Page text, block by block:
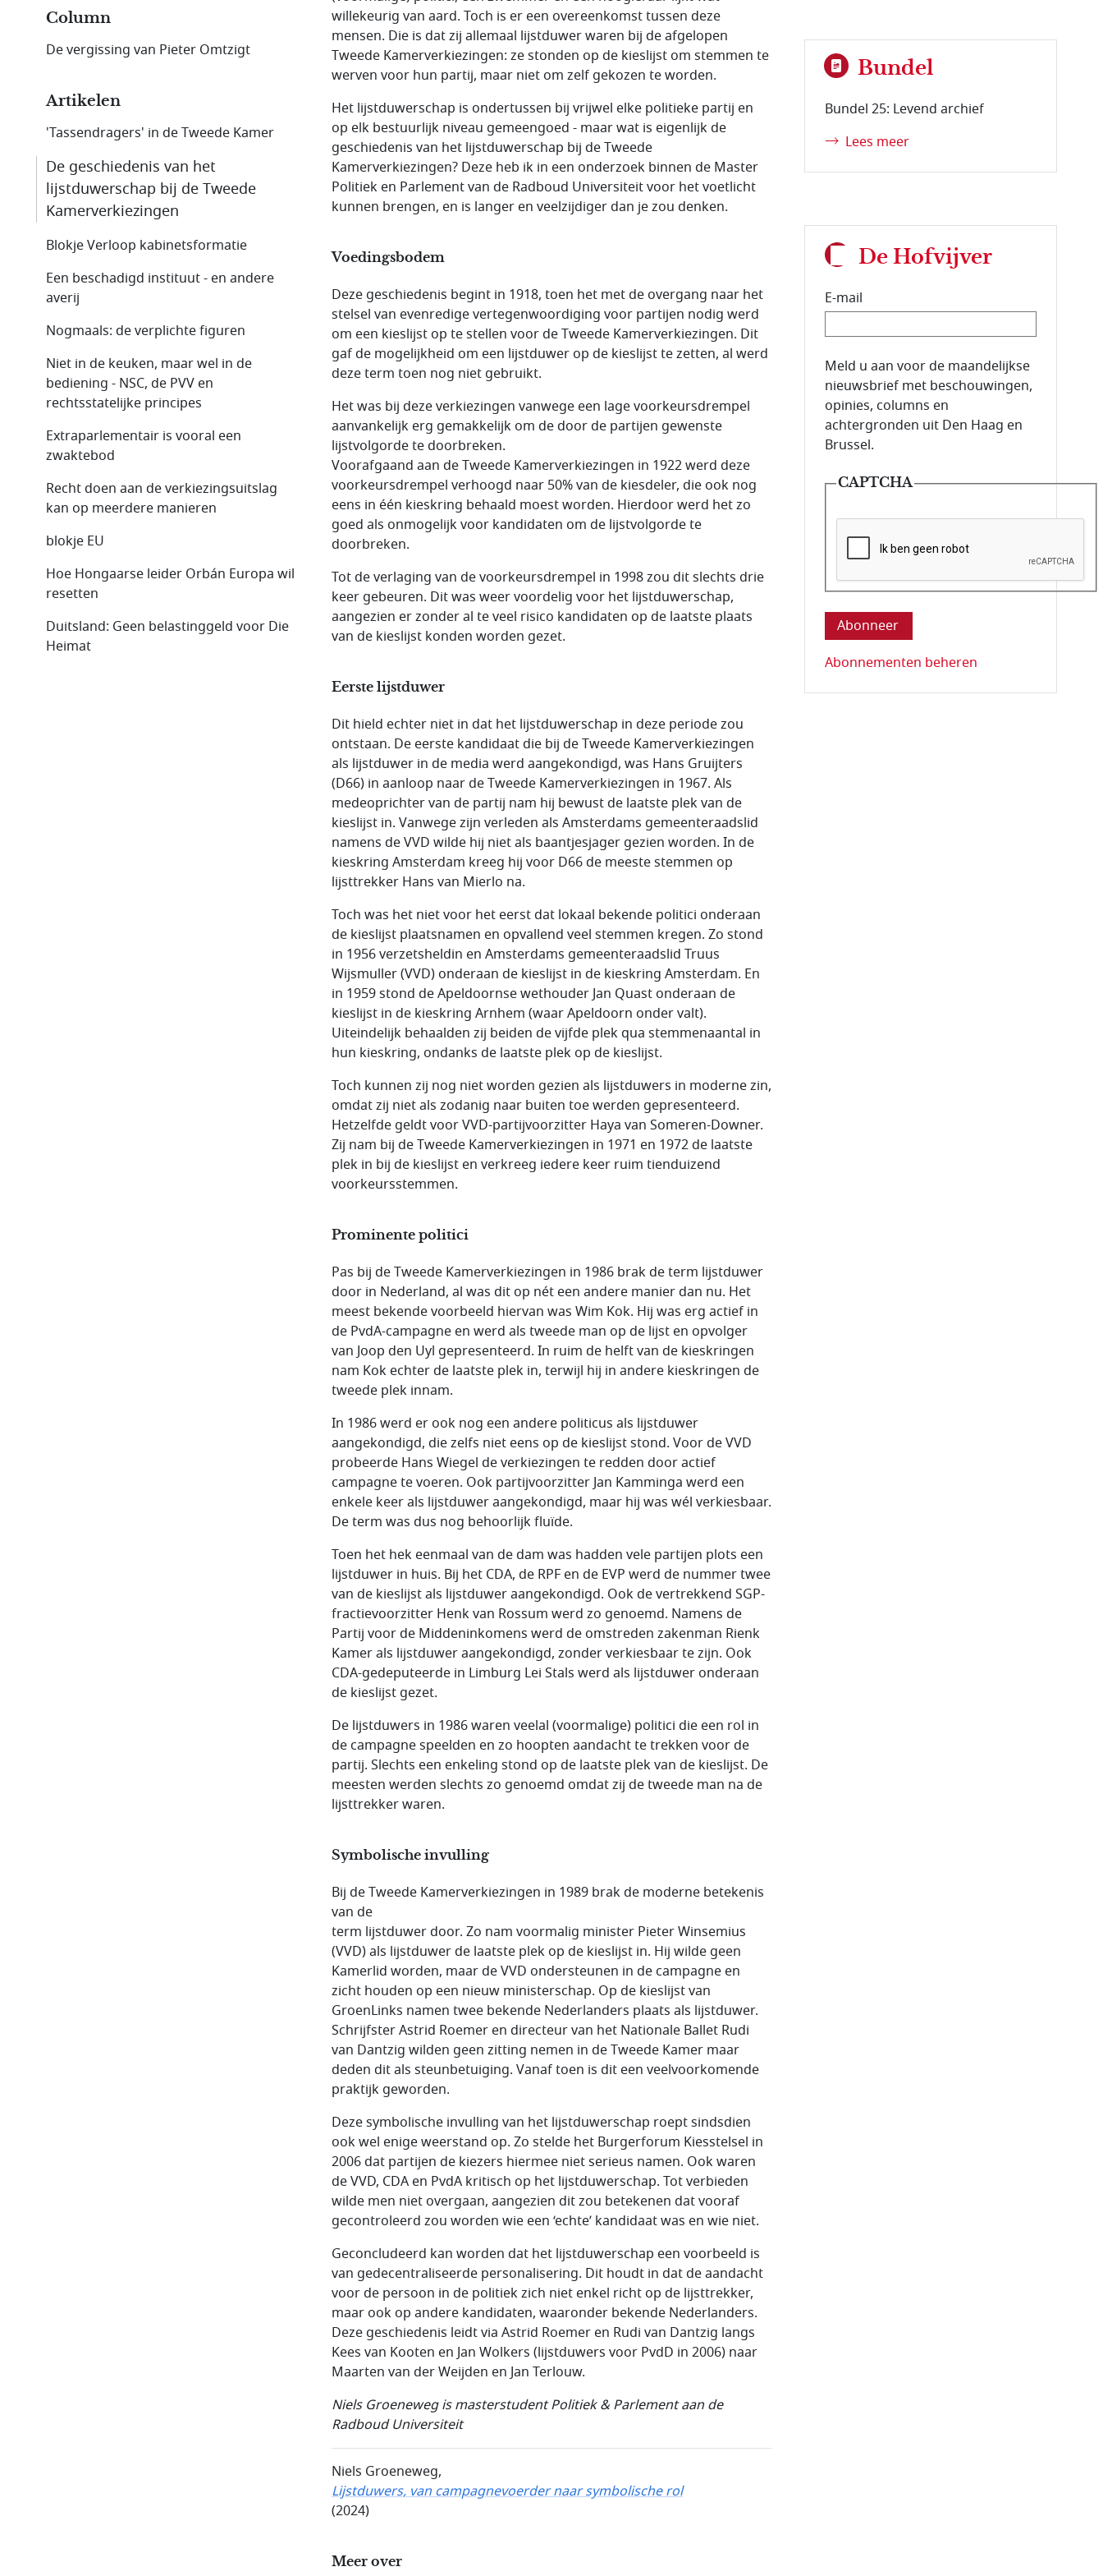
willekeurig van aard. Toch is er een overeenkomst tussen deze
mensen. Die is dat zij allemaal lijstduwer waren bij de afgelopen
Tweede Kamerverkiezingen: ze stonden op de kieslijst om stemmen te
werven voor hun partij, maar niet om zelf gekozen te worden.
Het lijstduwerschap is ondertussen bij vrijwel elke politieke partij en
op elk bestuurlijk niveau gemeengoed - maar wat is eigenlijk de
geschiedenis van het lijstduwerschap bij de Tweede
Kamerverkiezingen? Deze heb ik in een onderzoek binnen de Master
Politiek en Parlement van de Radboud Universiteit voor het voetlicht
kunnen brengen, en is langer en veelzijdiger dan je zou denken.
Voedingsbodem
Deze geschiedenis begint in 1918, toen het met de overgang naar het
stelsel van evenredige vertegenwoordiging voor partijen nodig werd
om een kieslijst op te stellen voor de Tweede Kamerverkiezingen. Dit
gaf de mogelijkheid om een lijstduwer op de kieslijst te zetten, al werd
deze term toen nog niet gebruikt.
Het was bij deze verkiezingen vanwege een lage voorkeursdrempel
aanvankelijk erg gemakkelijk om de door de partijen gewenste
lijstvolgorde te doorbreken.
Voorafgaand aan de Tweede Kamerverkiezingen in 1922 werd deze
voorkeursdrempel verhoogd naar 50% van de kiesdeler, die ook nog
eens in één kieskring behaald moest worden. Hierdoor werd het zo
goed als onmogelijk voor kandidaten om de lijstvolgorde te
doorbreken.
Tot de verlaging van de voorkeursdrempel in 1998 zou dit slechts drie
keer gebeuren. Dit was weer voordelig voor het lijstduwerschap,
aangezien er zonder al te veel risico kandidaten op de laatste plaats
van de kieslijst konden worden gezet.
Eerste lijstduwer
Dit hield echter niet in dat het lijstduwerschap in deze periode zou
ontstaan. De eerste kandidaat die bij de Tweede Kamerverkiezingen
als lijstduwer in de media werd aangekondigd, was Hans Gruijters
(D66) in aanloop naar de Tweede Kamerverkiezingen in 1967. Als
medeoprichter van de partij nam hij bewust de laatste plek van de
kieslijst in. Vanwege zijn verleden als Amsterdams gemeenteraadslid
namens de VVD wilde hij niet als baantjesjager gezien worden. In de
kieskring Amsterdam kreeg hij voor D66 de meeste stemmen op
lijsttrekker Hans van Mierlo na.
Toch was het niet voor het eerst dat lokaal bekende politici onderaan
de kieslijst plaatsnamen en opvallend veel stemmen kregen. Zo stond
in 1956 verzetsheldin en Amsterdams gemeenteraadslid Truus
Wijsmuller (VVD) onderaan de kieslijst in de kieskring Amsterdam. En
in 1959 stond de Apeldoornse wethouder Jan Quast onderaan de
kieslijst in de kieskring Arnhem (waar Apeldoorn onder valt).
Uiteindelijk behaalden zij beiden de vijfde plek qua stemmenaantal in
hun kieskring, ondanks de laatste plek op de kieslijst.
Toch kunnen zij nog niet worden gezien als lijstduwers in moderne zin,
omdat zij niet als zodanig naar buiten toe werden gepresenteerd.
Hetzelfde geldt voor VVD-partijvoorzitter Haya van Someren-Downer.
Zij nam bij de Tweede Kamerverkiezingen in 1971 en 1972 de laatste
plek in bij de kieslijst en verkreeg iedere keer ruim tienduizend
voorkeursstemmen.
Prominente politici
Pas bij de Tweede Kamerverkiezingen in 1986 brak de term lijstduwer
door in Nederland, al was dit op nét een andere manier dan nu. Het
meest bekende voorbeeld hiervan was Wim Kok. Hij was erg actief in
de PvdA-campagne en werd als tweede man op de lijst en opvolger
van Joop den Uyl gepresenteerd. In ruim de helft van de kieskringen
nam Kok echter de laatste plek in, terwijl hij in andere kieskringen de
tweede plek innam.
In 1986 werd er ook nog een andere politicus als lijstduwer
aangekondigd, die zelfs niet eens op de kieslijst stond. Voor de VVD
probeerde Hans Wiegel de verkiezingen te redden door actief
campagne te voeren. Ook partijvoorzitter Jan Kamminga werd een
enkele keer als lijstduwer aangekondigd, maar hij was wél verkiesbaar.
De term was dus nog behoorlijk fluïde.
Toen het hek eenmaal van de dam was hadden vele partijen plots een
lijstduwer in huis. Bij het CDA, de RPF en de EVP werd de nummer twee
van de kieslijst als lijstduwer aangekondigd. Ook de vertrekkend SGP-
fractievoorzitter Henk van Rossum werd zo genoemd. Namens de
Partij voor de Middeninkomens werd de omstreden zakenman Rienk
Kamer als lijstduwer aangekondigd, zonder verkiesbaar te zijn. Ook
CDA-gedeputeerde in Limburg Lei Stals werd als lijstduwer onderaan
de kieslijst gezet.
De lijstduwers in 1986 waren veelal (voormalige) politici die een rol in
de campagne speelden en zo hoopten aandacht te trekken voor de
partij. Slechts een enkeling stond op de laatste plek van de kieslijst. De
meesten werden slechts zo genoemd omdat zij de tweede man na de
lijsttrekker waren.
Symbolische invulling
Bij de Tweede Kamerverkiezingen in 1989 brak de moderne betekenis
van de
term lijstduwer door. Zo nam voormalig minister Pieter Winsemius
(VVD) als lijstduwer de laatste plek op de kieslijst in. Hij wilde geen
Kamerlid worden, maar de VVD ondersteunen in de campagne en
zicht houden op een nieuw ministerschap. Op de kieslijst van
GroenLinks namen twee bekende Nederlanders plaats als lijstduwer.
Schrijfster Astrid Roemer en directeur van het Nationale Ballet Rudi
van Dantzig wilden geen zitting nemen in de Tweede Kamer maar
deden dit als steunbetuiging. Vanaf toen is dit een veelvoorkomende
praktijk geworden.
Deze symbolische invulling van het lijstduwerschap roept sindsdien
ook wel enige weerstand op. Zo stelde het Burgerforum Kiesstelsel in
2006 dat partijen de kiezers hiermee niet serieus namen. Ook waren
de VVD, CDA en PvdA kritisch op het lijstduwerschap. Tot verbieden
wilde men niet overgaan, aangezien dit zou betekenen dat vooraf
gecontroleerd zou worden wie een ‘echte’ kandidaat was en wie niet.
Geconcludeerd kan worden dat het lijstduwerschap een voorbeeld is
van gedecentraliseerde personalisering. Dit houdt in dat de aandacht
voor de persoon in de politiek zich niet enkel richt op de lijsttrekker,
maar ook op andere kandidaten, waaronder bekende Nederlanders.
Deze geschiedenis leidt via Astrid Roemer en Rudi van Dantzig langs
Kees van Kooten en Jan Wolkers (lijstduwers voor PvdD in 2006) naar
Maarten van der Weijden en Jan Terlouw.
Niels Groeneweg is masterstudent Politiek & Parlement aan de
Radboud Universiteit
Niels Groeneweg,
Lijstduwers, van campagnevoerder naar symbolische rol
(2024)
Meer over
Column
De vergissing van Pieter Omtzigt
Artikelen
'Tassendragers' in de Tweede Kamer
De geschiedenis van het
lijstduwerschap bij de Tweede
Kamer­verkie­zingen
Blokje Verloop kabinetsformatie
Een beschadigd instituut - en andere
averij
Nogmaals: de verplichte figuren
Niet in de keuken, maar wel in de
bediening - NSC, de PVV en
rechtsstatelijke principes
Extraparlementair is vooral een
zwaktebod
Recht doen aan de verkiezingsuitslag
kan op meerdere manieren
blokje EU
Hoe Hongaarse leider Orbán Europa wil
resetten
Duitsland: Geen belastinggeld voor Die
Heimat
Bundel
Bundel 25: Levend archief
Lees meer
De Hofvijver
E-mail
E-mailadres van de abonnee.
Meld u aan voor de maandelijkse
nieuwsbrief met beschouwingen,
opinies, columns en
achtergronden uit Den Haag en
Brussel.
CAPTCHA
Deze vraag is om te controleren dat u
Abonnementen beheren